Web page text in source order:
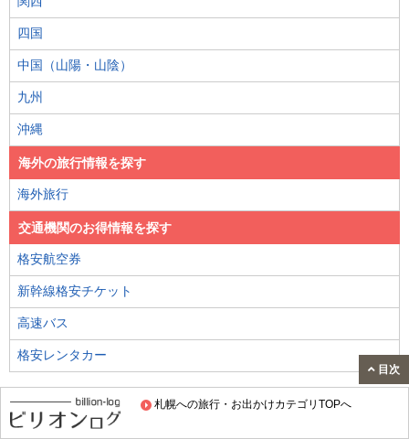
札幌への旅行・お出かけカテゴリTOPへ
四国
中国（山陽・山陰）
九州
沖縄
海外の旅行情報を探す
海外旅行
交通機関のお得情報を探す
格安航空券
新幹線格安チケット
高速バス
格安レンタカー
キーワードから探す
目次